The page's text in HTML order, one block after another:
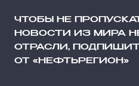
ЧТОБЫ НЕ
НОВОСТИ ИЗ МИРА
ОТРАСЛИ,
ОТ «НЕФТЬРЕГИОН»